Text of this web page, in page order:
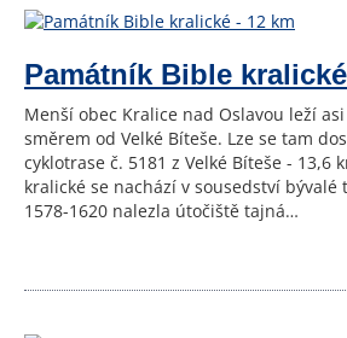
Památník Bible
Menší obec Kralice nad Oslavou leží
směrem od Velké Bíteše. Lze se tam
cyklotrase č. 5181 z Velké Bíteše - 13,6
kralické se nachází v sousedství bývalé
1578-1620 nalezla útočiště tajná…